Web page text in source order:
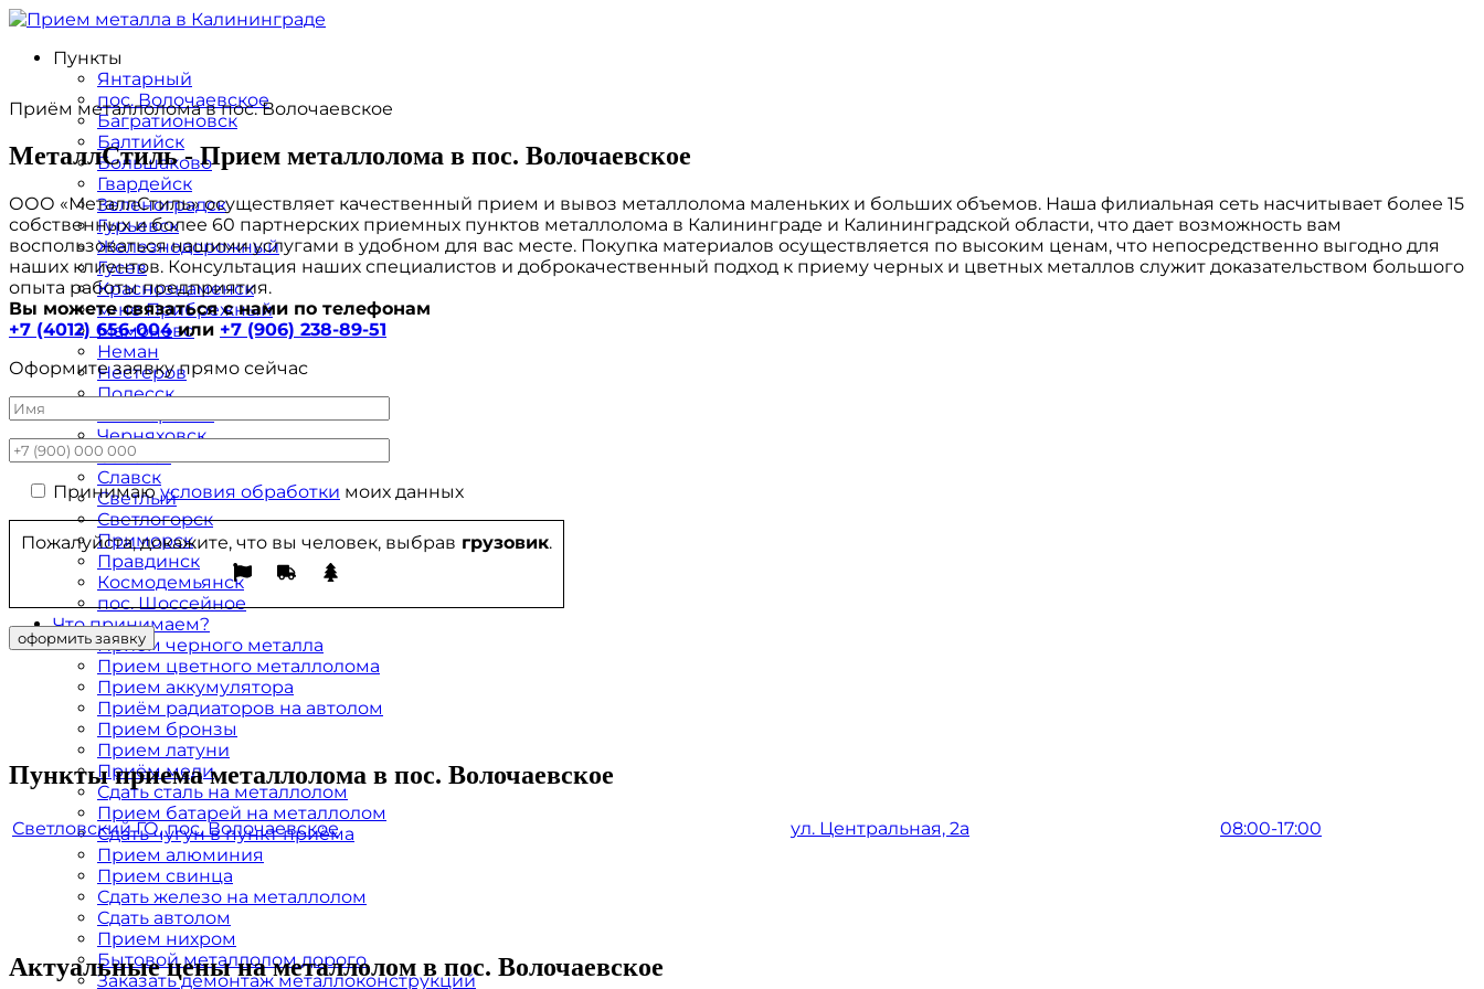
Пункты
Янтарный
пос. Волочаевское
Багратионовск
Балтийск
Большаково
Гвардейск
Зеленоградск
Гурьевск
Железнодорожный
Гусев
Краснознаменск
м-не Прибрежный
Мамоново
Неман
Нестеров
Полесск
Пионерский
Черняховск
Советск
Славск
Светлый
Светлогорск
Приморск
Правдинск
Космодемьянск
пос. Шоссейное
Что принимаем?
Прием черного металла
Прием цветного металлолома
Прием аккумулятора
Приём радиаторов на автолом
Прием бронзы
Прием латуни
Приём меди
Сдать сталь на металлолом
Прием батарей на металлолом
Сдать чугун в пункт приёма
Прием алюминия
Прием свинца
Сдать железо на металлолом
Сдать автолом
Прием нихром
Бытовой металлолом дорого
Заказать демонтаж металлоконструкций
Приём металлолома в пос. Волочаевское
МеталлСтиль - Прием металлолома в пос. Волочаевское
ООО «МеталлСтиль» осуществляет качественный прием и вывоз металлолома маленьких и больших объемов. Наша филиальная сеть насчитывает более 15
собственных и более 60 партнерских приемных пунктов металлолома в Калининграде и Калининградской области, что дает возможность вам
воспользоваться нашими услугами в удобном для вас месте. Покупка материалов осуществляется по высоким ценам, что непосредственно выгодно для
наших клиентов. Консультация наших специалистов и доброкачественный подход к приему черных и цветных металлов служит доказательством большого
опыта работы предприятия.
Вы можете связаться с нами по телефонам
+7 (4012) 656-004или +7 (906) 238-89-51
Оформите заявку прямо сейчас
Принимаюусловия обработки моих данных
Пожалуйста, докажите, что вы человек, выбрав грузовик.
Пункты приема металлолома в пос. Волочаевское
Светловский ГО, пос. Волочаевское ул. Центральная, 2а 08:00-17:00
Актуальные цены на металлолом в пос. Волочаевское